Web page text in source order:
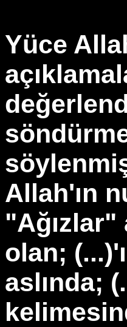
Yüce
Allah'ın
"Ağızlar"
olan;
aslında;